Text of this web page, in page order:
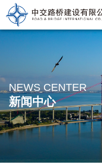
NEWS CENTER
新闻中心